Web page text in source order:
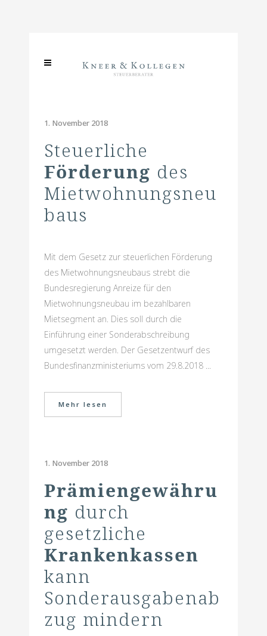
1. November 2018
Steuerliche
Förderung des
Mietwohnungsneu
baus
Mit dem Gesetz zur steuerlichen Förderung
des Mietwohnungsneubaus strebt die
Bundesregierung Anreize für den
Mietwohnungsneubau im bezahlbaren
Mietsegment an. Dies soll durch die
Einführung einer Sonderabschreibung
umgesetzt werden. Der Gesetzentwurf des
Bundesfinanzministeriums vom 29.8.2018 ...
Mehr lesen
1. November 2018
Prämiengewähru
ng durch
gesetzliche
Krankenkassen
kann
Sonderausgabenab
zug mindern